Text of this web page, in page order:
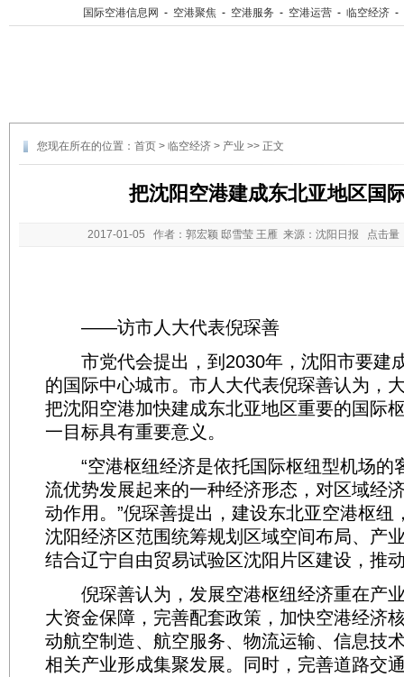
国际空港信息网 - 空港聚焦 - 空港服务 - 空港运营 - 临空经济 -
您现在所在的位置： 首页 > 临空经济 > 产业 >> 正文
把沈阳空港建成东北亚地区国
2017-01-05 作者：郭宏颖 邸雪莹 王雁 来源：沈阳日报 点击量
——访市人大代表倪琛善
市党代会提出，到2030年，沈阳市要建
的国际中心城市。市人大代表倪琛善认为，
把沈阳空港加快建成东北亚地区重要的国际
一目标具有重要意义。
“空港枢纽经济是依托国际枢纽型机场的
流优势发展起来的一种经济形态，对区域经
动作用。”倪琛善提出，建设东北亚空港枢纽
沈阳经济区范围统筹规划区域空间布局、产
结合辽宁自由贸易试验区沈阳片区建设，推
倪琛善认为，发展空港枢纽经济重在产
大资金保障，完善配套政策，加快空港经济
动航空制造、航空服务、物流运输、信息技
相关产业形成集聚发展。同时，完善道路交